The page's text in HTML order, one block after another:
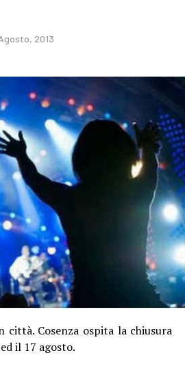
2013
città. Cosenza ospita la chiusura
il 17 agosto.